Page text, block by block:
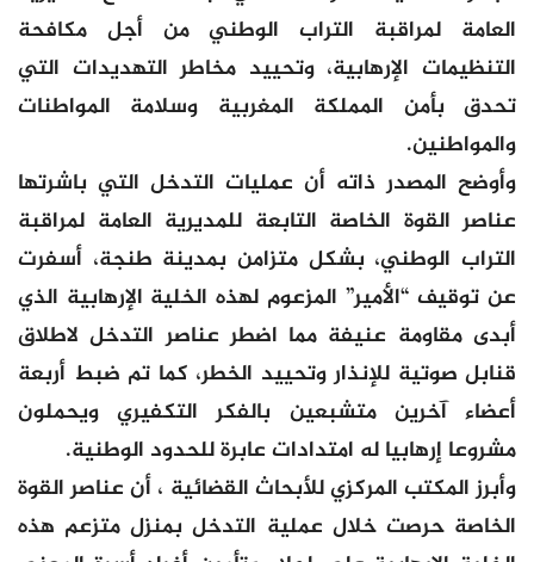
العامة لمراقبة التراب الوطني من أجل مكافحة
التنظيمات الإرهابية، وتحييد مخاطر التهديدات التي
تحدق بأمن المملكة المغربية وسلامة المواطنات
والمواطنين.
وأوضح المصدر ذاته أن عمليات التدخل التي باشرتها
عناصر القوة الخاصة التابعة للمديرية العامة لمراقبة
التراب الوطني، بشكل متزامن بمدينة طنجة، أسفرت
عن توقيف “الأمير” المزعوم لهذه الخلية الإرهابية الذي
أبدى مقاومة عنيفة مما اضطر عناصر التدخل لاطلاق
قنابل صوتية للإنذار وتحييد الخطر، كما تم ضبط أربعة
أعضاء آخرين متشبعين بالفكر التكفيري ويحملون
مشروعا إرهابيا له امتدادات عابرة للحدود الوطنية.
وأبرز المكتب المركزي للأبحاث القضائية ، أن عناصر القوة
الخاصة حرصت خلال عملية التدخل بمنزل متزعم هذه